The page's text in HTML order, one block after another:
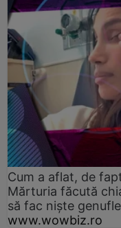
Cum a aflat, de
Mărturia făcută
să fac niște
www.wowbiz.ro